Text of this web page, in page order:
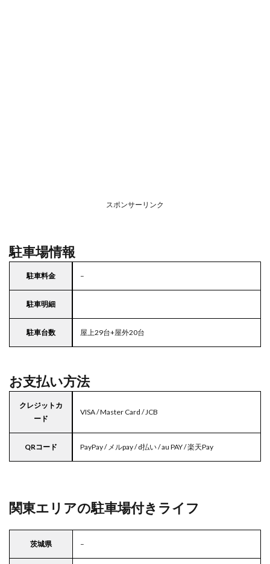
スポンサーリンク
駐車場情報
駐車料金 –
駐車明細
駐車台数 屋上29台+屋外20台
お支払い方法
クレジットカ
ード
VISA / Master Card / JCB
QRコード PayPay / メルpay / d払い / au PAY / 楽天Pay
関東エリアの駐車場付きライフ
茨城県 –